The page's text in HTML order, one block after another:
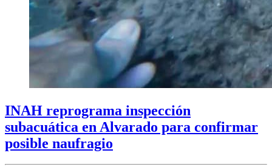
INAH reprograma inspección
subacuática en Alvarado para confirmar
posible naufragio